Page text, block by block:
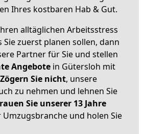
Ihres kostbaren Hab & Gut.
alltäglichen Arbeitsstress
Sie zuerst planen sollen, dann
Partner für Sie und stellen
Angebote in Gütersloh mit
Zögern Sie nicht, unsere
zu nehmen und lehnen Sie
Sie unserer 13 Jahre
Umzugsbranche und holen Sie